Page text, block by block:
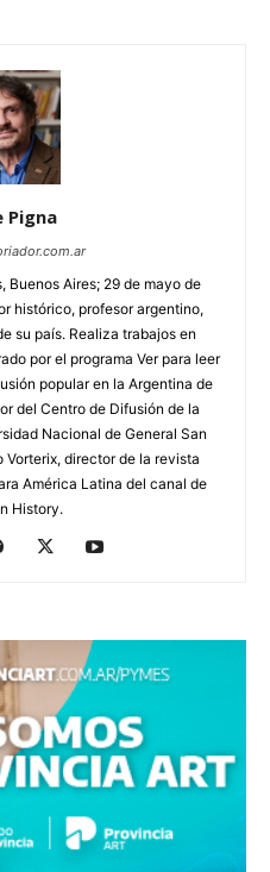
Pigna
Buenos Aires; 29 de mayo de
histórico, profesor argentino,
su país. Realiza trabajos en
por el programa Ver para leer
popular en la Argentina de
del Centro de Difusión de la
Nacional de General San
director de la revista
América Latina del canal de
History.